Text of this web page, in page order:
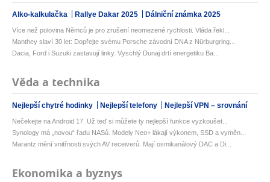
Alko-kalkulačka Rallye Dakar 2025 Dálniční známka 2025
Více než polovina Němců je pro zrušení neomezené rychlosti. Vláda řekl...
Manthey slaví 30 let: Dopřejte svému Porsche závodní DNA z Nürburgring...
Dacia, Ford i Suzuki zastavují linky. Vyschlý Dunaj drtí energetiku Ba...
Věda a technika
Nejlepší chytré hodinky Nejlepší telefony Nejlepší VPN – srovnání
Nečekejte na Android 17. Už teď si můžete ty nejlepší funkce vyzkoušet...
Synology má „novou“ řadu NASů. Modely Neo+ lákají výkonem, SSD a vyměn...
Marantz mění vnitřnosti svých AV receiverů. Mají osmikanálový DAC a Di...
Ekonomika a byznys